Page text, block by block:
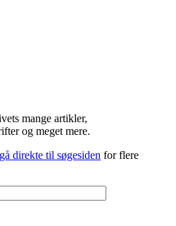
mange artikler,
og meget mere.
gå direkte til søgesiden for flere